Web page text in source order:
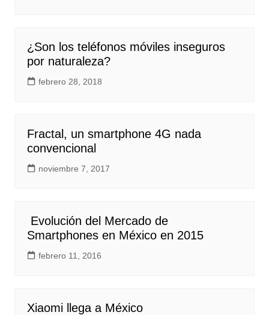
¿Son los teléfonos móviles inseguros
por naturaleza?
febrero 28, 2018
Fractal, un smartphone 4G nada
convencional
noviembre 7, 2017
Evolución del Mercado de
Smartphones en México en 2015
febrero 11, 2016
Xiaomi llega a México